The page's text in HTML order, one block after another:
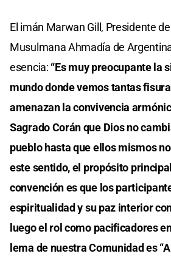
El imán Marwan Gill, Presidente
Musulmana Ahmadía de
esencia: “Es muy preocupante la
mundo donde vemos tantas
amenazan la convivencia
Sagrado Corán que Dios no
pueblo hasta que ellos mismos
este sentido, el propósito
convención es que los
espiritualidad y su paz interior
luego el rol como pacificadores
lema de nuestra Comunidad es